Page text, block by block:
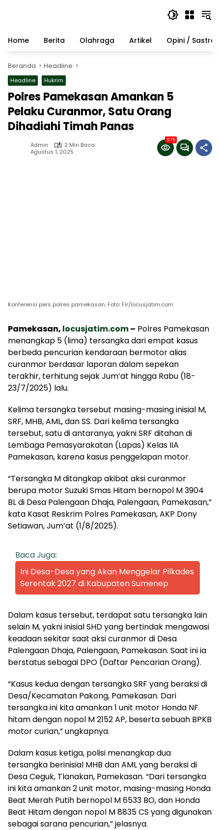
Home
Berita Olahraga Artikel Opini / Sastra
Beranda Headline
Headline Hukrim
Polres Pamekasan Amankan 5
Pelaku Curanmor, Satu Orang
Dihadiahi Timah Panas
Admin
2 Min Baca
Agustus 1, 2025
975
Konferensi pers polres pamekasan. Foto: Fir/locusjatim.com
Pamekasan, locusjatim.com– Polres Pamekasan
menangkap 5 (lima) tersangka dari empat kasus
berbeda pencurian kendaraan bermotor alias
curanmor berdasar laporan dalam sepekan
terakhir, terhitung sejak Jum’at hingga Rabu (18-
23/7/2025) lalu.
Kelima tersangka tersebut masing-masing inisial M,
SRF, MHB, AML, dan SS. Dari kelima tersangka
tersebut, satu di antaranya, yakni SRF ditahan di
Lembaga Pemasyarakatan (Lapas) Kelas IIA
Pamekasan, karena kasus penggelapan motor.
“Tersangka M ditangkap akibat aksi curanmor
berupa motor Suzuki Smas Hitam bernopol M 3904
BL di Desa Palengaan Dhaja, Palengaan, Pamekasan,”
kata Kasat Reskrim Polres Pamekasan, AKP Dony
Setiawan, Jum’at (1/8/2025).
Baca Juga:
Ini Desa-Desa yang Akan Menggelar Pilkades
Serentak 2027 di Kabupaten Sumenep
Dalam kasus tersebut, terdapat satu tersangka lain
selain M, yakni inisial SHD yang bertindak mengawasi
keadaan sekitar saat aksi curanmor di Desa
Palengaan Dhaja, Palengaan, Pamekasan. Saat ini ia
berstatus sebagai DPO (Daftar Pencarian Orang).
“Kasus kedua dengan tersangka SRF yang beraksi di
Desa/Kecamatan Pakong, Pamekasan. Dari
tersangka ini kita amankan 1 unit motor Honda NF
hitam dengan nopol M 2152 AP, beserta sebuah BPKB
motor curian,” ungkapnya.
Dalam kasus ketiga, polisi menangkap dua
tersangka berinisial MHB dan AML yang beraksi di
Desa Ceguk, Tlanakan, Pamekasan. “Dari tersangka
ini kita amankan 2 unit motor, masing-masing Honda
Beat Merah Putih bernopol M 6533 BO, dan Honda
Beat Hitam dengan nopol M 8835 CS yang digunakan
sebagai sarana pencurian,” jelasnya.